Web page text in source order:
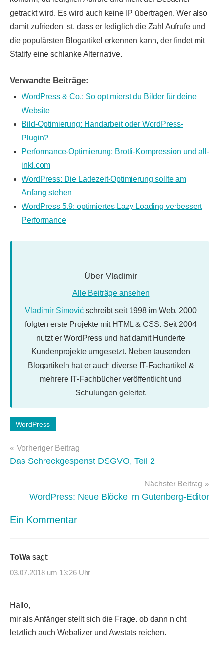
getrackt wird. Es wird auch keine IP übertragen. Wer also
damit zufrieden ist, dass er lediglich die Zahl Aufrufe und
die populärsten Blogartikel erkennen kann, der findet mit
Statify eine schlanke Alternative.
Verwandte Beiträge:
WordPress & Co.: So optimierst du Bilder für deine
Website
Bild-Optimierung: Handarbeit oder WordPress-
Plugin?
Performance-Optimierung: Brotli-Kompression und all-
inkl.com
WordPress: Die Ladezeit-Optimierung sollte am
Anfang stehen
WordPress 5.9: optimiertes Lazy Loading verbessert
Performance
Über Vladimir
Alle Beiträge ansehen
Vladimir Simović schreibt seit 1998 im Web. 2000
folgten erste Projekte mit HTML & CSS. Seit 2004
nutzt er WordPress und hat damit Hunderte
Kundenprojekte umgesetzt. Neben tausenden
Blogartikeln hat er auch diverse IT-Fachartikel &
mehrere IT-Fachbücher veröffentlicht und
Schulungen geleitet.
Schlagwörter:
optimierung,
Performance
WordPress
Beitragsnavigation
Vorheriger Beitrag
Das Schreckgespenst DSGVO, Teil 2
Nächster Beitrag
WordPress: Neue Blöcke im Gutenberg-Editor
Ein Kommentar
ToWa sagt:
03.07.2018 um 13:26 Uhr
Hallo,
mir als Anfänger stellt sich die Frage, ob dann nicht
letztlich auch Webalizer und Awstats reichen.